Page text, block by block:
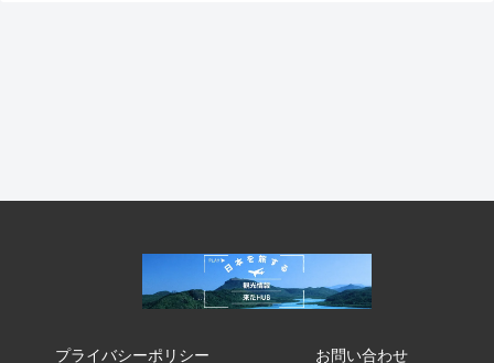
プライバシーポリシー お問い合わせ